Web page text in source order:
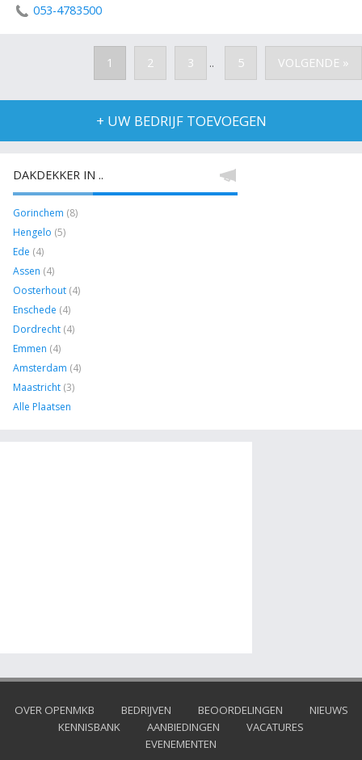
053-4783500
1 2 3 .. 5 VOLGENDE »
+ UW BEDRIJF TOEVOEGEN
DAKDEKKER IN ..
Gorinchem (8)
Hengelo (5)
Ede (4)
Assen (4)
Oosterhout (4)
Enschede (4)
Dordrecht (4)
Emmen (4)
Amsterdam (4)
Maastricht (3)
Alle Plaatsen
OVER OPENMKB BEDRIJVEN BEOORDELINGEN
NIEUWS
KENNISBANK
AANBIEDINGEN
VACATURES
EVENEMENTEN